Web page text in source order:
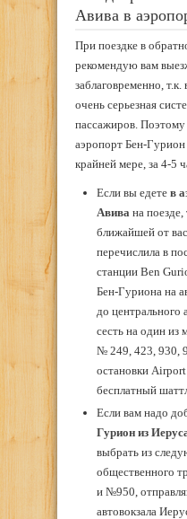
Авива в
При поездке в
рекомендую вам
заблаговременно,
очень серьезная
пассажиров.
аэропорт Бен-Гурион
крайней мере, за 4-5
Если вы едете в
Авивана поезде,
ближайшей от
перечислила в
станции Ben
Бен-Гуриона на
до центрального
сесть на один из
№ 249, 423, 930,
остановки
бесплатный
Если вам надо
Гурион из
выбрать из
общественного
и №950,
автовокзала